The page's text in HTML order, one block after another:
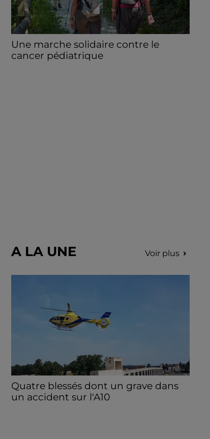
Une marche solidaire contre le
cancer pédiatrique
A LA UNE Voir plus
Quatre blessés dont un grave dans
un accident sur l'A10